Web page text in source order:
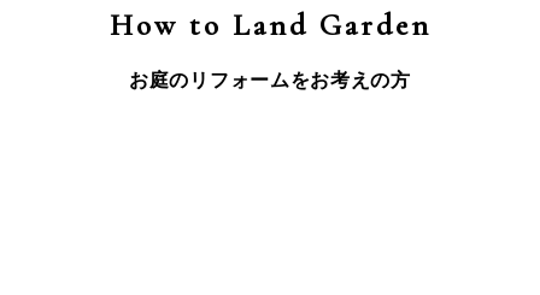
How to Land Garden
お庭のリフォームをお考えの方